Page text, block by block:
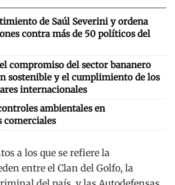
de Saúl Severini y ordena
contra más de 50 políticos del
compromiso del sector bananero
sostenible y el cumplimiento de los
internacionales
ambientales en
comerciales
a los que se refiere la
entre el Clan del Golfo, la